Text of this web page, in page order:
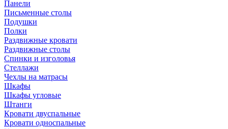
Панели
Письменные столы
Подушки
Полки
Раздвижные кровати
Раздвижные столы
Спинки и изголовья
Стеллажи
Чехлы на матрасы
Шкафы
Шкафы угловые
Штанги
Кровати двуспальные
Кровати односпальные